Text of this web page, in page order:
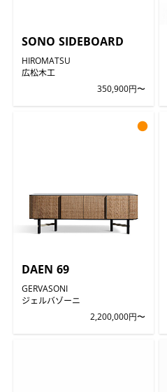
SONO SIDEBOARD
HIROMATSU
広松木工
350,900円〜
DAEN 69
GERVASONI
ジェルバゾーニ
2,200,000円〜
●